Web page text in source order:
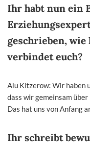
Ihr habt nun ein
geschrieben, wie
verbindet euch?
Alu Kitzerow: Wir haben
dass wir gemeinsam
Das hat uns von Anfang
Ihr schreibt